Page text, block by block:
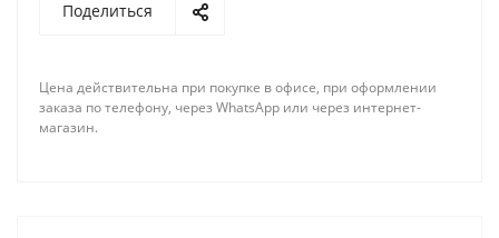
Поделиться
Цена действительна при покупке в офисе, при оформлении
заказа по телефону, через WhatsApp или через интернет-
магазин.